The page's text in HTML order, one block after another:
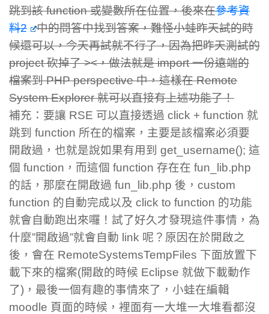
跳到該 function 或變數所在位置，後來在參考資
料2
中的問答中找到答案，難怪小蛙昨天試的時
候還可以，今天再試就不行了，因為把昨天測試的
project 砍掉了 ><，做法就是 import 一份遠端的
檔案到 PHP perspective 中，這樣在 Remote
System Explorer 就可以直接有上述功能了！
補充：要讓 RSE 可以直接透過 click + function 就
跳到 function 所在的檔案，主要是該檔案必須要
開啟過，也就是說如果有用到 get_username(); 這
個 function，而這個 function 存在在 fun_lib.php
的話，那麼在開啟過 fun_lib.php 後，custom
function 的自動完成以及 click to function 的功能
就會自動跑出來囉！試了好久才發現這件事情，為
什麼”開啟過”就會自動 link 呢？原因在於開啟之
後，會在 RemoteSystemsTempFiles 下面放置下
載下來的檔案(開啟的時候 Eclipse 就做下載動作
了)，最後一個有趣的事情來了，小蛙在編輯
moodle 頁面的時候，裡面有一大堆一大堆看都沒